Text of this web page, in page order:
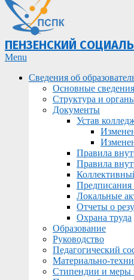
ПЕНЗЕНСКИЙ
Primary
Menu
Menu
Сведения об
Основные сведения
Структура и
Документы
Устав
Правила
Правила
Предписания
Локальные
Отчеты о
Охрана труда
Образование
Руководство
Педагогический
Материально-
Стипендии и меры